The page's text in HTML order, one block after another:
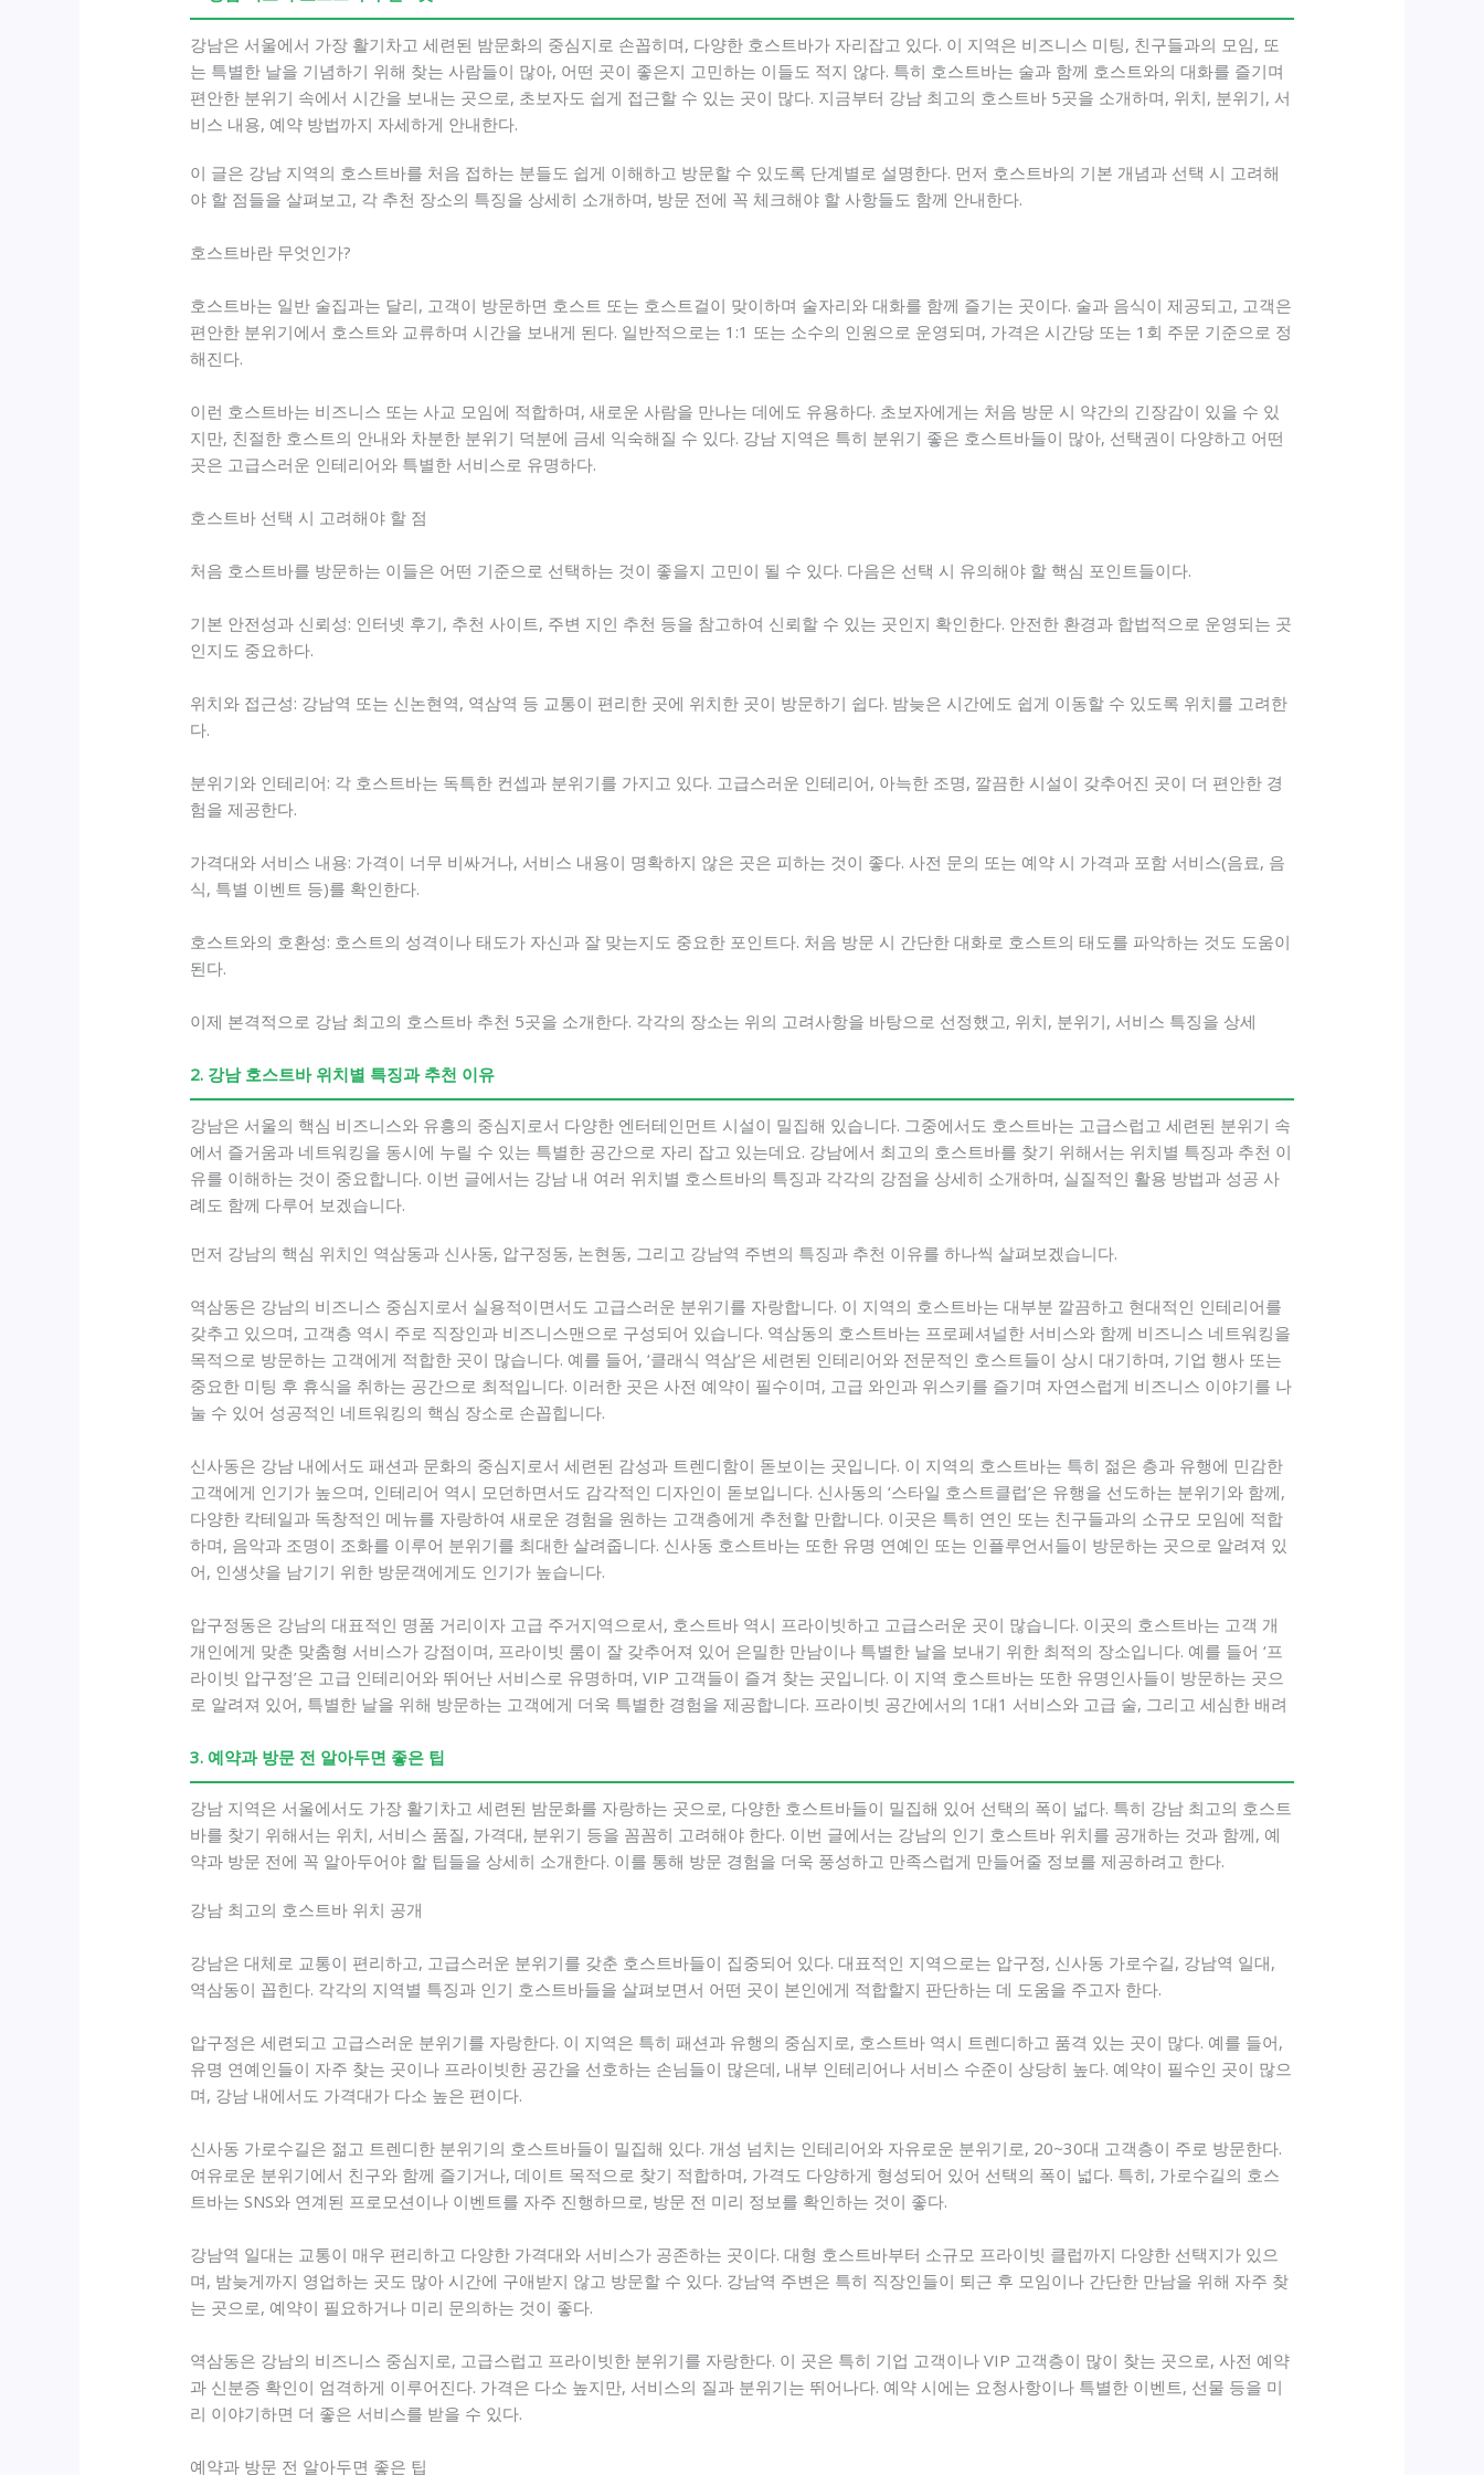
강남은 서울에서 가장 활기차고 세련된 밤문화의 중심지로 손꼽히며, 다양한 호스트바가 자리잡고 있다. 이 지역은 비즈니스 미팅, 친구들과의 모임, 또
는 특별한 날을 기념하기 위해 찾는 사람들이 많아, 어떤 곳이 좋은지 고민하는 이들도 적지 않다. 특히 호스트바는 술과 함께 호스트와의 대화를 즐기며
편안한 분위기 속에서 시간을 보내는 곳으로, 초보자도 쉽게 접근할 수 있는 곳이 많다. 지금부터 강남 최고의 호스트바 5곳을 소개하며, 위치, 분위기, 서
비스 내용, 예약 방법까지 자세하게 안내한다.
이 글은 강남 지역의 호스트바를 처음 접하는 분들도 쉽게 이해하고 방문할 수 있도록 단계별로 설명한다. 먼저 호스트바의 기본 개념과 선택 시 고려해
야 할 점들을 살펴보고, 각 추천 장소의 특징을 상세히 소개하며, 방문 전에 꼭 체크해야 할 사항들도 함께 안내한다.
호스트바란 무엇인가?
호스트바는 일반 술집과는 달리, 고객이 방문하면 호스트 또는 호스트걸이 맞이하며 술자리와 대화를 함께 즐기는 곳이다. 술과 음식이 제공되고, 고객은
편안한 분위기에서 호스트와 교류하며 시간을 보내게 된다. 일반적으로는 1:1 또는 소수의 인원으로 운영되며, 가격은 시간당 또는 1회 주문 기준으로 정
해진다.
이런 호스트바는 비즈니스 또는 사교 모임에 적합하며, 새로운 사람을 만나는 데에도 유용하다. 초보자에게는 처음 방문 시 약간의 긴장감이 있을 수 있
지만, 친절한 호스트의 안내와 차분한 분위기 덕분에 금세 익숙해질 수 있다. 강남 지역은 특히 분위기 좋은 호스트바들이 많아, 선택권이 다양하고 어떤
곳은 고급스러운 인테리어와 특별한 서비스로 유명하다.
호스트바 선택 시 고려해야 할 점
처음 호스트바를 방문하는 이들은 어떤 기준으로 선택하는 것이 좋을지 고민이 될 수 있다. 다음은 선택 시 유의해야 할 핵심 포인트들이다.
기본 안전성과 신뢰성: 인터넷 후기, 추천 사이트, 주변 지인 추천 등을 참고하여 신뢰할 수 있는 곳인지 확인한다. 안전한 환경과 합법적으로 운영되는 곳
인지도 중요하다.
위치와 접근성: 강남역 또는 신논현역, 역삼역 등 교통이 편리한 곳에 위치한 곳이 방문하기 쉽다. 밤늦은 시간에도 쉽게 이동할 수 있도록 위치를 고려한
다.
분위기와 인테리어: 각 호스트바는 독특한 컨셉과 분위기를 가지고 있다. 고급스러운 인테리어, 아늑한 조명, 깔끔한 시설이 갖추어진 곳이 더 편안한 경
험을 제공한다.
가격대와 서비스 내용: 가격이 너무 비싸거나, 서비스 내용이 명확하지 않은 곳은 피하는 것이 좋다. 사전 문의 또는 예약 시 가격과 포함 서비스(음료, 음
식, 특별 이벤트 등)를 확인한다.
호스트와의 호환성: 호스트의 성격이나 태도가 자신과 잘 맞는지도 중요한 포인트다. 처음 방문 시 간단한 대화로 호스트의 태도를 파악하는 것도 도움이
된다.
이제 본격적으로 강남 최고의 호스트바 추천 5곳을 소개한다. 각각의 장소는 위의 고려사항을 바탕으로 선정했고, 위치, 분위기, 서비스 특징을 상세
2. 강남 호스트바 위치별 특징과 추천 이유
강남은 서울의 핵심 비즈니스와 유흥의 중심지로서 다양한 엔터테인먼트 시설이 밀집해 있습니다. 그중에서도 호스트바는 고급스럽고 세련된 분위기 속
에서 즐거움과 네트워킹을 동시에 누릴 수 있는 특별한 공간으로 자리 잡고 있는데요. 강남에서 최고의 호스트바를 찾기 위해서는 위치별 특징과 추천 이
유를 이해하는 것이 중요합니다. 이번 글에서는 강남 내 여러 위치별 호스트바의 특징과 각각의 강점을 상세히 소개하며, 실질적인 활용 방법과 성공 사
례도 함께 다루어 보겠습니다.
먼저 강남의 핵심 위치인 역삼동과 신사동, 압구정동, 논현동, 그리고 강남역 주변의 특징과 추천 이유를 하나씩 살펴보겠습니다.
역삼동은 강남의 비즈니스 중심지로서 실용적이면서도 고급스러운 분위기를 자랑합니다. 이 지역의 호스트바는 대부분 깔끔하고 현대적인 인테리어를
갖추고 있으며, 고객층 역시 주로 직장인과 비즈니스맨으로 구성되어 있습니다. 역삼동의 호스트바는 프로페셔널한 서비스와 함께 비즈니스 네트워킹을
목적으로 방문하는 고객에게 적합한 곳이 많습니다. 예를 들어, ‘클래식 역삼’은 세련된 인테리어와 전문적인 호스트들이 상시 대기하며, 기업 행사 또는
중요한 미팅 후 휴식을 취하는 공간으로 최적입니다. 이러한 곳은 사전 예약이 필수이며, 고급 와인과 위스키를 즐기며 자연스럽게 비즈니스 이야기를 나
눌 수 있어 성공적인 네트워킹의 핵심 장소로 손꼽힙니다.
신사동은 강남 내에서도 패션과 문화의 중심지로서 세련된 감성과 트렌디함이 돋보이는 곳입니다. 이 지역의 호스트바는 특히 젊은 층과 유행에 민감한
고객에게 인기가 높으며, 인테리어 역시 모던하면서도 감각적인 디자인이 돋보입니다. 신사동의 ‘스타일 호스트클럽’은 유행을 선도하는 분위기와 함께,
다양한 칵테일과 독창적인 메뉴를 자랑하여 새로운 경험을 원하는 고객층에게 추천할 만합니다. 이곳은 특히 연인 또는 친구들과의 소규모 모임에 적합
하며, 음악과 조명이 조화를 이루어 분위기를 최대한 살려줍니다. 신사동 호스트바는 또한 유명 연예인 또는 인플루언서들이 방문하는 곳으로 알려져 있
어, 인생샷을 남기기 위한 방문객에게도 인기가 높습니다.
압구정동은 강남의 대표적인 명품 거리이자 고급 주거지역으로서, 호스트바 역시 프라이빗하고 고급스러운 곳이 많습니다. 이곳의 호스트바는 고객 개
개인에게 맞춘 맞춤형 서비스가 강점이며, 프라이빗 룸이 잘 갖추어져 있어 은밀한 만남이나 특별한 날을 보내기 위한 최적의 장소입니다. 예를 들어 ‘프
라이빗 압구정’은 고급 인테리어와 뛰어난 서비스로 유명하며, VIP 고객들이 즐겨 찾는 곳입니다. 이 지역 호스트바는 또한 유명인사들이 방문하는 곳으
로 알려져 있어, 특별한 날을 위해 방문하는 고객에게 더욱 특별한 경험을 제공합니다. 프라이빗 공간에서의 1대1 서비스와 고급 술, 그리고 세심한 배려
3. 예약과 방문 전 알아두면 좋은 팁
강남 지역은 서울에서도 가장 활기차고 세련된 밤문화를 자랑하는 곳으로, 다양한 호스트바들이 밀집해 있어 선택의 폭이 넓다. 특히 강남 최고의 호스트
바를 찾기 위해서는 위치, 서비스 품질, 가격대, 분위기 등을 꼼꼼히 고려해야 한다. 이번 글에서는 강남의 인기 호스트바 위치를 공개하는 것과 함께, 예
약과 방문 전에 꼭 알아두어야 할 팁들을 상세히 소개한다. 이를 통해 방문 경험을 더욱 풍성하고 만족스럽게 만들어줄 정보를 제공하려고 한다.
강남 최고의 호스트바 위치 공개
강남은 대체로 교통이 편리하고, 고급스러운 분위기를 갖춘 호스트바들이 집중되어 있다. 대표적인 지역으로는 압구정, 신사동 가로수길, 강남역 일대,
역삼동이 꼽힌다. 각각의 지역별 특징과 인기 호스트바들을 살펴보면서 어떤 곳이 본인에게 적합할지 판단하는 데 도움을 주고자 한다.
압구정은 세련되고 고급스러운 분위기를 자랑한다. 이 지역은 특히 패션과 유행의 중심지로, 호스트바 역시 트렌디하고 품격 있는 곳이 많다. 예를 들어,
유명 연예인들이 자주 찾는 곳이나 프라이빗한 공간을 선호하는 손님들이 많은데, 내부 인테리어나 서비스 수준이 상당히 높다. 예약이 필수인 곳이 많으
며, 강남 내에서도 가격대가 다소 높은 편이다.
신사동 가로수길은 젊고 트렌디한 분위기의 호스트바들이 밀집해 있다. 개성 넘치는 인테리어와 자유로운 분위기로, 20~30대 고객층이 주로 방문한다.
여유로운 분위기에서 친구와 함께 즐기거나, 데이트 목적으로 찾기 적합하며, 가격도 다양하게 형성되어 있어 선택의 폭이 넓다. 특히, 가로수길의 호스
트바는 SNS와 연계된 프로모션이나 이벤트를 자주 진행하므로, 방문 전 미리 정보를 확인하는 것이 좋다.
강남역 일대는 교통이 매우 편리하고 다양한 가격대와 서비스가 공존하는 곳이다. 대형 호스트바부터 소규모 프라이빗 클럽까지 다양한 선택지가 있으
며, 밤늦게까지 영업하는 곳도 많아 시간에 구애받지 않고 방문할 수 있다. 강남역 주변은 특히 직장인들이 퇴근 후 모임이나 간단한 만남을 위해 자주 찾
는 곳으로, 예약이 필요하거나 미리 문의하는 것이 좋다.
역삼동은 강남의 비즈니스 중심지로, 고급스럽고 프라이빗한 분위기를 자랑한다. 이 곳은 특히 기업 고객이나 VIP 고객층이 많이 찾는 곳으로, 사전 예약
과 신분증 확인이 엄격하게 이루어진다. 가격은 다소 높지만, 서비스의 질과 분위기는 뛰어나다. 예약 시에는 요청사항이나 특별한 이벤트, 선물 등을 미
리 이야기하면 더 좋은 서비스를 받을 수 있다.
예약과 방문 전 알아두면 좋은 팁